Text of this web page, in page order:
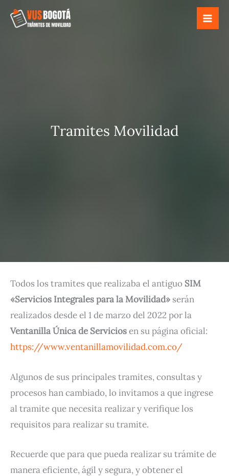
Tramites Movilidad
Todos los tramites que realizaba el antiguo SIM
«Servicios Integrales para la Movilidad» serán
realizados desde el 1 de marzo del 2022 por la
Ventanilla Única de Serviciosen su página oficial:
https://www.ventanillamovilidad.com.co/
Algunos de sus principales tramites, consultas y
procesos han cambiado, lo invitamos a que ingrese
al tramite que necesita realizar y verifique los
requisitos para realizar su tramite.
Recuerde que para que pueda realizar su trámite de
manera eficiente, ágil y segura, y obtener el